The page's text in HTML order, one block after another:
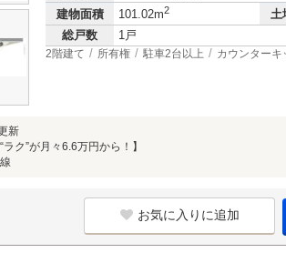
建物面積
101.02m2 土
総戸数
1戸
2階建て 所有権 駐車2台以上 カウンターキ
新
ラク”が月々6.6万円から！】
お気に入りに追加